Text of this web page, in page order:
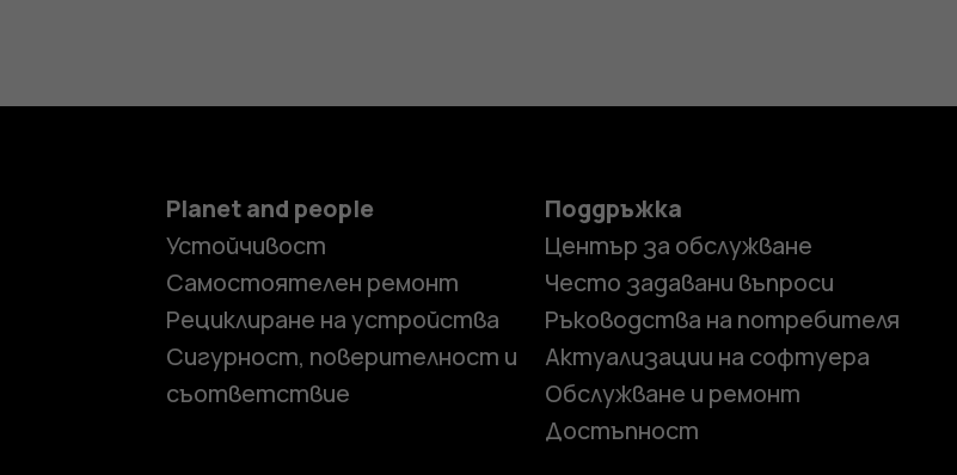
Planet and people
Устойчивост
Самостоятелен ремонт
Рециклиране на устройства
Сигурност, поверителност и
съответствие
Поддръжка
Център за обслужване
Често задавани въпроси
Ръководства на потребителя
Актуализации на софтуера
Обслужване и ремонт
Достъпност